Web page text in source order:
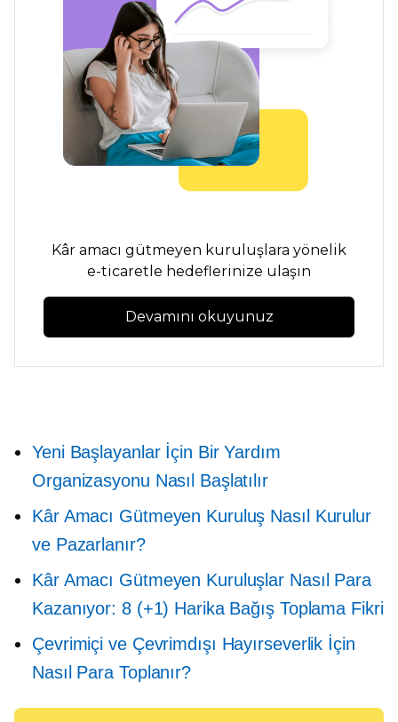
Kâr amacı gütmeyen kuruluşlara yönelik
e-ticaretle hedeflerinize ulaşın
Devamını okuyunuz
Yeni Başlayanlar İçin Bir Yardım
Organizasyonu Nasıl Başlatılır
Kâr Amacı Gütmeyen Kuruluş Nasıl Kurulur
ve Pazarlanır?
Kâr Amacı Gütmeyen Kuruluşlar Nasıl Para
Kazanıyor: 8 (+1) Harika Bağış Toplama Fikri
Çevrimiçi ve Çevrimdışı Hayırseverlik İçin
Nasıl Para Toplanır?